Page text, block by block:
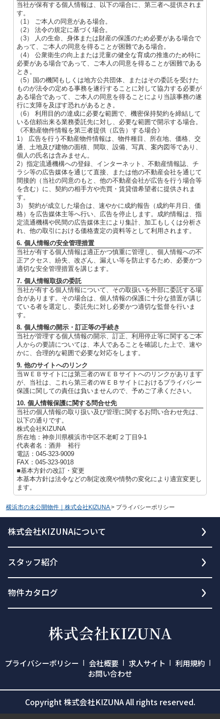
当社が保有する個人情報は、以下の場合に、第三者へ提供されま
す。
（1） ご本人の同意がある場合。
（2） 法令の規定に基づく場合。
（3） 人の生命、身体または財産の保護のため必要がある場合で
あって、ご本人の同意を得ることが困難である場合。
（4） 公衆衛生の向上または児童の健全な育成の推進のため特に
必要がある場合であって、ご本人の同意を得ることが困難である
とき。
（5）国の機関もしくは地方公共団体、またはその委託を受けた
ものが法令の定める事務を遂行することに対して協力する必要が
ある場合であって、ご本人の同意を得ることにより当該事務の遂
行に支障を及ぼす恐れがあるとき。
（6） 利用目的の達成に必要な範囲で、機密保持契約を締結して
いる信頼出来る業務委託先に対し、必要な範囲で開示する場合。
《不動産物件情報を第三者提供（広告）する場合》
1） 広告を行う不動産物件情報は、物件種目、所在地、価格、交
通、土地及び建物の面積、間取、設備、写真、案内図等であり、
個人の氏名は含みません。
2）指定流通機構への登録、インターネット、不動産情報誌、チ
ラシ等の広告媒体を通じて直接、または他の不動産会社を通じて
間接的（当社の同意のもと、他の不動産会社が広告を行う場合等
を含む）に、契約の相手方や売買・賃貸借希望者に提供されま
す。
3） 契約が成立した場合は、速やかに成約報告（成約年月日、価
格）を広告媒体主等へ行い、広告を停止します。成約情報は、指
定流通機構や民間の広告媒体主により集計、加工もしくは分析さ
れ、他の取引における価格査定の資料等として利用されます。
6. 個人情報の安全管理措置
当社が有する個人情報は適正かつ慎重に管理し、個人情報への不
正アクセス、紛失、改ざん、漏えい等を防止するため、必要かつ
適切な安全管理措置を講じます。
7. 個人情報取扱の委託
当社が有する個人情報について、その取扱いを外部に委託する場
合があります。その場合は、個人情報の保護に十分な措置が講じ
ている者を選定し、委託先に対し必要かつ適切な監督を行いま
す。
8. 個人情報の開示・訂正等の手続き
当社が管理する個人情報の開示、訂正、利用停止等に関するご本
人からの要請については、本人であることを確認した上で、速や
かに、合理的な範囲で必要な対応をします。
9. 他のサイトへのリンク
当ＷＥＢサイトには第三者のＷＥＢサイトへのリンクがあります
が、当社は、これら第三者のＷＥＢサイトにおけるプライバシー
保護に関しての責任は負いませんので、予めご了承ください。
10. 個人情報保護に関する問合せ先
当社の個人情報の取り扱い及び管理に関するお問い合わせ先は、
以下の通りです。
株式会社KIZUNA
所在地：神奈川県横浜市中区不老町２丁目9-1
代表者名：酒井 裕行
電話：045-323-9009
FAX：045-323-9018
■基本方針の改訂・変更
本基本方針は法令などの制定改廃や情勢の変化により適宜変更し
ます。
横浜市の未公開物件｜株式会社KIZUNA > プライバシーポリシー
株式会社KIZUNAについて
スタッフ紹介
物件カタログ
プライバシーポリシー 会社概要 求人サイト
利用規約
お問い合わせ
Copyright 株式会社KIZUNA All rights reserved.